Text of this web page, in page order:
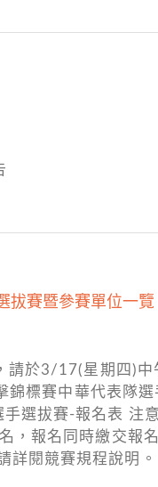
拔賽暨參賽單位一覽
請於3/17(星期四)
標賽中華代表隊選
選拔賽-報名表 注
，報名同時繳交報
詳閱競賽規程說明。